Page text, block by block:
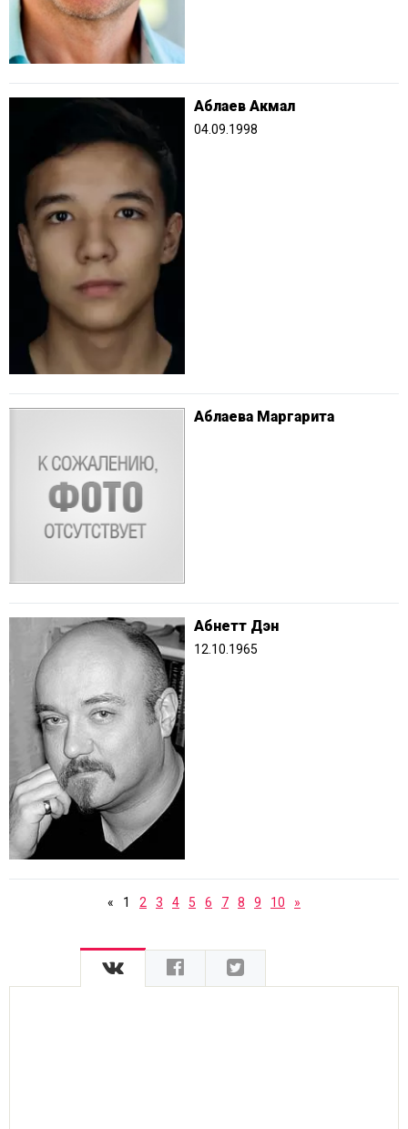
Аблаев Акмал
04.09.1998
Аблаева Маргарита
Абнетт Дэн
12.10.1965
« 1 2 3 4 5 6 7 8 9 10 »